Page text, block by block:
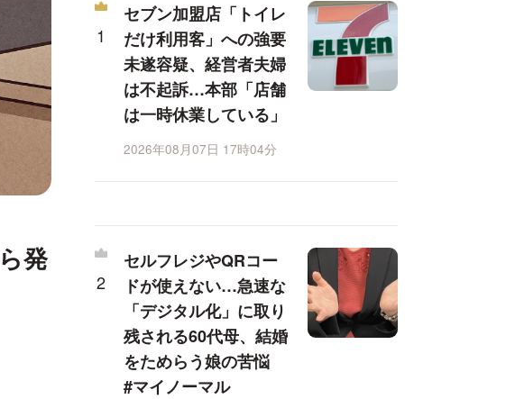
発
セブン加盟店「トイレ
だけ利用客」への強要
未遂容疑、経営者夫婦
は不起訴…本部「店舗
は一時休業している」
2026年08月07日 17時04分
セルフレジやQRコー
ドが使えない…急速な
「デジタル化」に取り
残される60代母、結婚
をためらう娘の苦悩
#マイノーマル